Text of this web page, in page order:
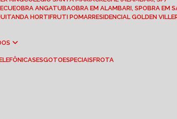
OBRA ANGATUBA OBRA EM ALAMBARI, SP
OBRA EM
QUITANDA HORTIFRUTI POMAR RESIDENCIAL GOLDEN VILLE
ESGOTO ESPECIAIS FROTA